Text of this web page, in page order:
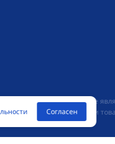
при каких условиях не
информации о стоимости
Согласен